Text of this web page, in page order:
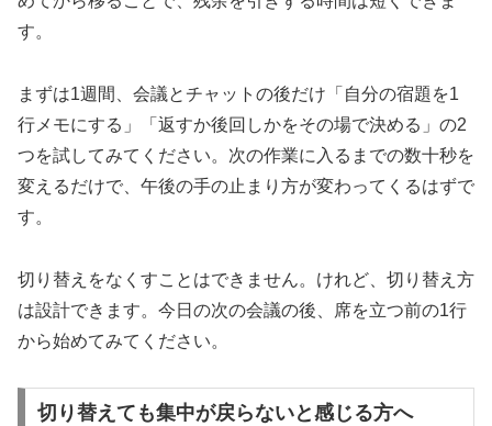
す。
まずは1週間、会議とチャットの後だけ「自分の宿題を1
行メモにする」「返すか後回しかをその場で決める」の2
つを試してみてください。次の作業に入るまでの数十秒を
変えるだけで、午後の手の止まり方が変わってくるはずで
す。
切り替えをなくすことはできません。けれど、切り替え方
は設計できます。今日の次の会議の後、席を立つ前の1行
から始めてみてください。
切り替えても集中が戻らないと感じる方へ